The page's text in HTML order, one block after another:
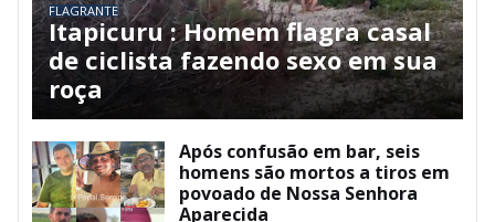
FLAGRANTE
Itapicuru : Homem flagra casal
de ciclista fazendo sexo em sua
roça
Após confusão em bar, seis
homens são mortos a tiros em
povoado de Nossa Senhora
Aparecida